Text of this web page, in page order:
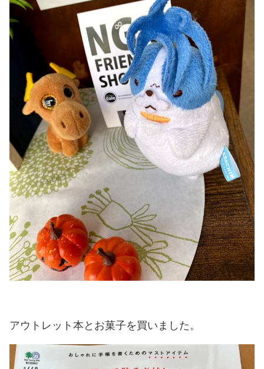
アウトレット本とお菓子を買いました。